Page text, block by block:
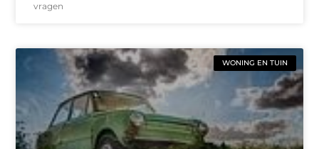
vragen
WONING EN TUIN